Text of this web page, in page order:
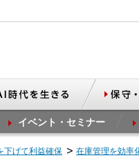
イベント・セミナー
下げて利益確保 在庫管理を効率